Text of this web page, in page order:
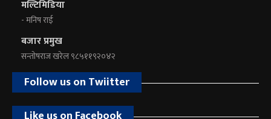
मल्टिमिडिया
- मनिष राई
बजार प्रमुख
सन्तोषराज खरेल ९८५११९२०४२
Follow us on Twiitter